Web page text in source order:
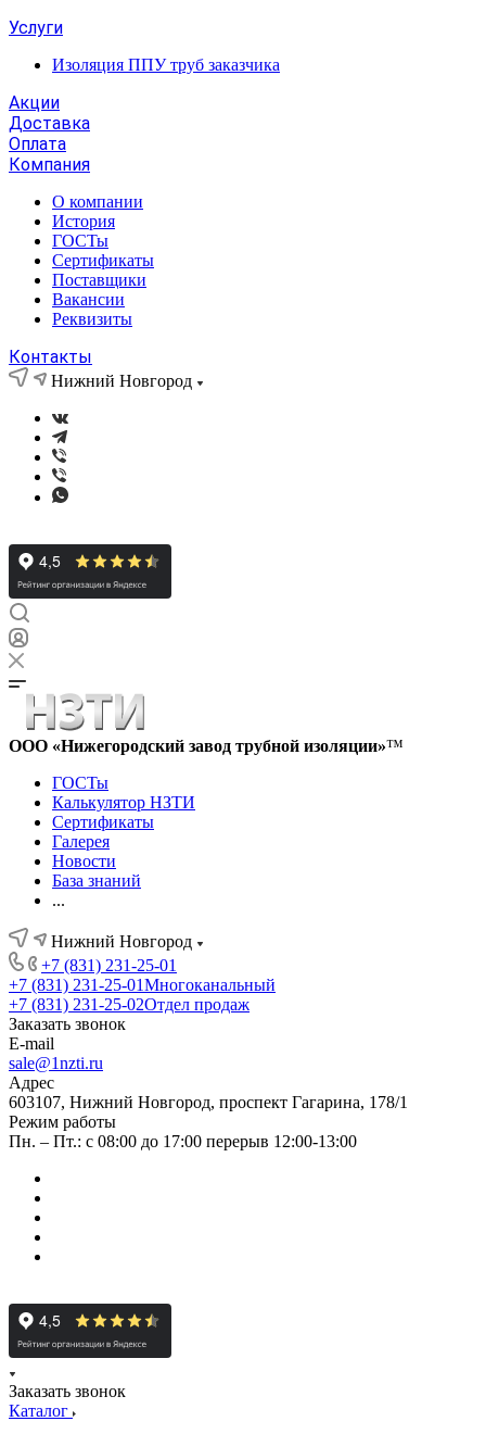
Услуги
Изоляция ППУ труб заказчика
Акции
Доставка
Оплата
Компания
О компании
История
ГОСТы
Сертификаты
Поставщики
Вакансии
Реквизиты
Контакты
Нижний Новгород
ООО «Нижегородский завод трубной изоляции»™
ГОСТы
Калькулятор НЗТИ
Сертификаты
Галерея
Новости
База знаний
...
Нижний Новгород
+7 (831) 231-25-01
+7 (831) 231-25-01Многоканальный
+7 (831) 231-25-02Отдел продаж
Заказать звонок
E-mail
sale@1nzti.ru
Адрес
603107, Нижний Новгород, проспект Гагарина, 178/1
Режим работы
Пн. – Пт.: с 08:00 до 17:00 перерыв 12:00-13:00
Заказать звонок
Каталог